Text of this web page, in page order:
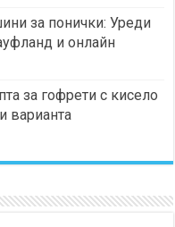
за понички: Уреди
и онлайн
за гофрети с кисело
варианта